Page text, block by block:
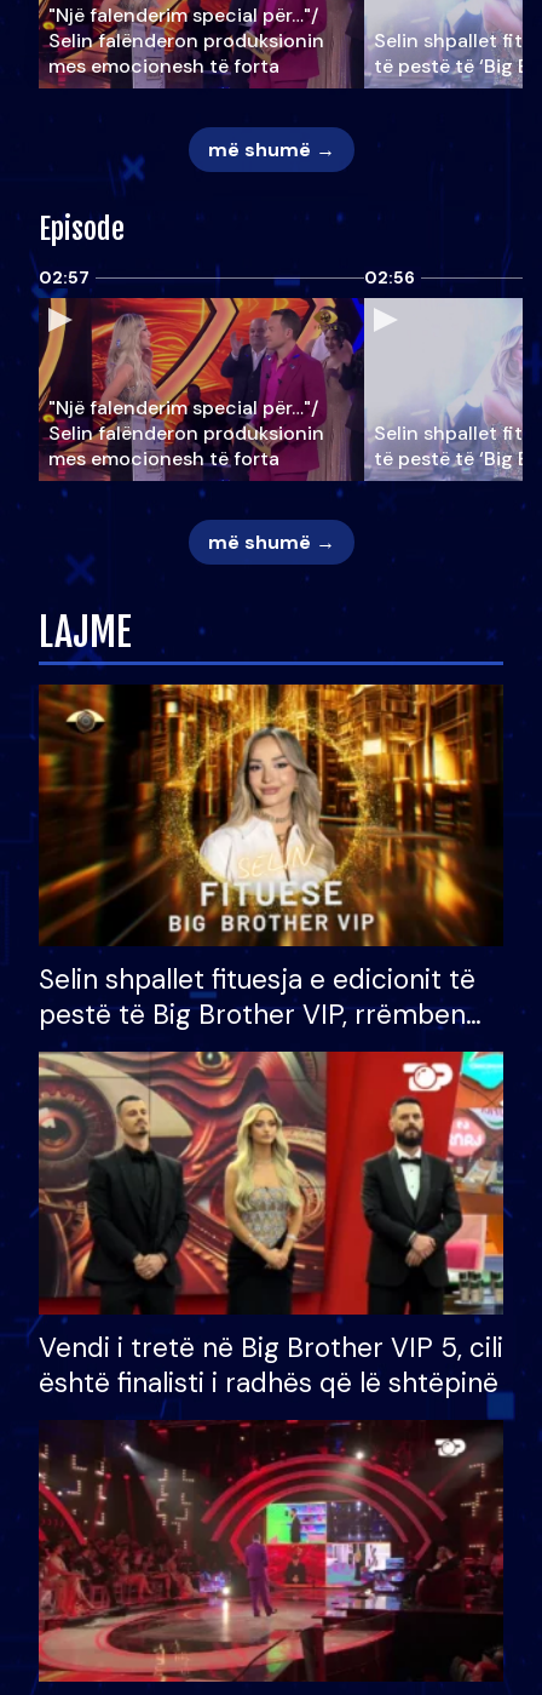
"Një falenderim special për…"/
Selin falënderon produksionin
mes emocionesh të forta
Selin shpallet
të pestë të ‘Big
më shumë →
Episode
02:57
"Një falenderim special për…"/
Selin falënderon produksionin
mes emocionesh të forta
02:56
Selin shpallet
të pestë të ‘Big
më shumë →
LAJME
Selin shpallet fituesja e edicionit të
pestë të Big Brother VIP, rrëmben
çmimin e madh prej 100 mijë eurosh
Vendi i tretë në Big Brother VIP 5, cili
është finalisti i radhës që lë shtëpinë